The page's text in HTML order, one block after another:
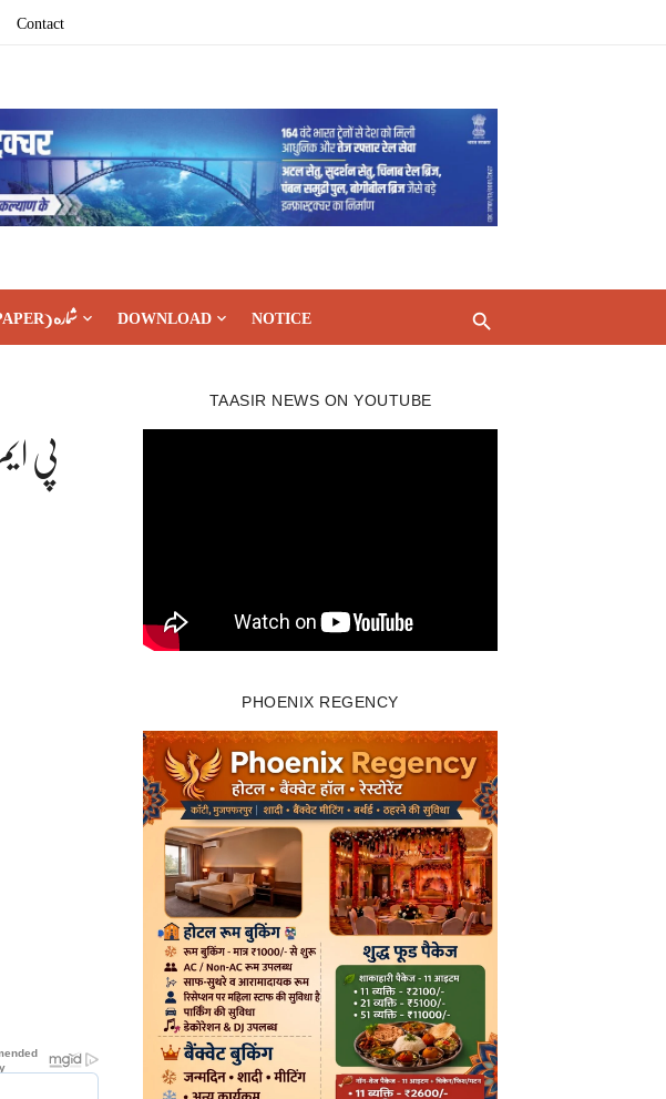
Contact
(EPAPER) شماره DOWNLOAD NOTICE
TAASIR NEWS ON YOUTUBE
PHOENIX REGENCY